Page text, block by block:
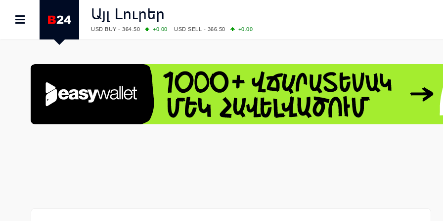
Այլ Լուրեր
USD BUY - 364.50 +0.00 USD SELL - 366.50
+0.00
COMEX: PLATINUM - 1749.90
LME: ALUMINIUM - 3184.00
-0.27 COPPER - 13791.00
-0.12
LME: NICKEL - 17249.00
+0.09 TIN - 55268.00
+2.50
LME: LEAD - 1877.50
-1.00 ZINC - 3643.00
+1.43
FOREX: USD/JPY - 158.37
+0.44 EUR/GBP - 1.1521
-0.23
FOREX: EUR/USD - 1.1521
-0.23 GBP/USD - 1.3448
-0.08